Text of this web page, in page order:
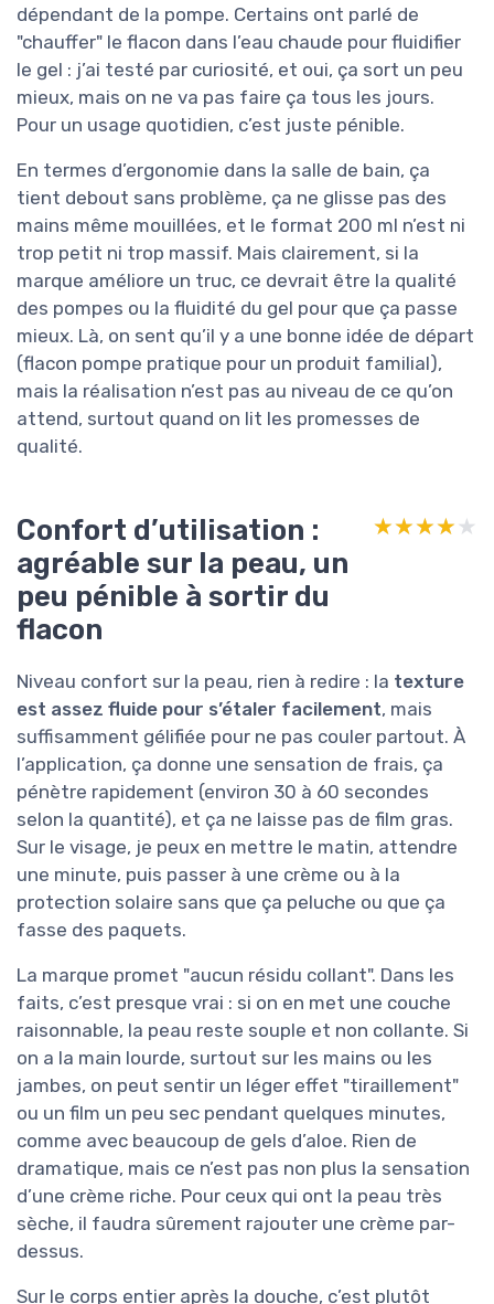
dépendant de la pompe. Certains ont parlé de
"chauffer" le flacon dans l’eau chaude pour fluidifier
le gel : j’ai testé par curiosité, et oui, ça sort un peu
mieux, mais on ne va pas faire ça tous les jours.
Pour un usage quotidien, c’est juste pénible.
En termes d’ergonomie dans la salle de bain, ça
tient debout sans problème, ça ne glisse pas des
mains même mouillées, et le format 200 ml n’est ni
trop petit ni trop massif. Mais clairement, si la
marque améliore un truc, ce devrait être la qualité
des pompes ou la fluidité du gel pour que ça passe
mieux. Là, on sent qu’il y a une bonne idée de départ
(flacon pompe pratique pour un produit familial),
mais la réalisation n’est pas au niveau de ce qu’on
attend, surtout quand on lit les promesses de
qualité.
Confort d’utilisation :
agréable sur la peau, un
peu pénible à sortir du
flacon
★★★★★
★★★★★
Niveau confort sur la peau, rien à redire : la texture
est assez fluide pour s’étaler facilement, mais
suffisamment gélifiée pour ne pas couler partout. À
l’application, ça donne une sensation de frais, ça
pénètre rapidement (environ 30 à 60 secondes
selon la quantité), et ça ne laisse pas de film gras.
Sur le visage, je peux en mettre le matin, attendre
une minute, puis passer à une crème ou à la
protection solaire sans que ça peluche ou que ça
fasse des paquets.
La marque promet "aucun résidu collant". Dans les
faits, c’est presque vrai : si on en met une couche
raisonnable, la peau reste souple et non collante. Si
on a la main lourde, surtout sur les mains ou les
jambes, on peut sentir un léger effet "tiraillement"
ou un film un peu sec pendant quelques minutes,
comme avec beaucoup de gels d’aloe. Rien de
dramatique, mais ce n’est pas non plus la sensation
d’une crème riche. Pour ceux qui ont la peau très
sèche, il faudra sûrement rajouter une crème par-
dessus.
Sur le corps entier après la douche, c’est plutôt